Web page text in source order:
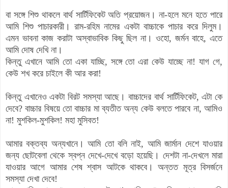
বা সঙ্গে শিশু থাকলে বার্থ সার্টিফিকেট অতি প্রয়োজন। না-হলে মনে হতে পারে
আমি শিশু পাচারকারী। রাম-রহিম নামের একটা বাচ্চাকে পাচার করে দিলুম।
এমন ভাবনা কাজ করাটা অস্বাভাবিক কিছু ছিল না। ওহো, জর্মন বাহে, এতে
আমি দোষ দেখি না।
কিন্তু এখানে আমি তো একা যাচ্ছি, সঙ্গে তো এরা কেউ যাচ্ছে না! যাগ গে,
কেউ শখ করে চাইলে কী আর করা!
কিন্তু এখানেও একটা বিরট সমস্যা আছে। বাচ্চাদের বার্থ সার্টিফিকেট, এটা কে
দেবে? বাচ্চার বিষয়ে তো বাচ্চার মা ব্যতীত অন্য কেউ বলতে পারবে না, আমিও
না! মুশকিল-মুশকিল! মহা মুসিবত!
আমার বক্তব্য অন্যখানে। আমি তো বলি নাই, আমি জার্মান দেশে যাওয়ার
জন্য ছোটবেলা থেকে স্বপ্ন দেখে-দেখে বড়ো হয়েছি। দেশটা না-দেখলে মারা
যাওয়ার আগে আমার শেষ শ্বাস আটকে থাকবে। অন্তত মূত্র বিসর্জনে
সমস্যা দেখা দেবে!